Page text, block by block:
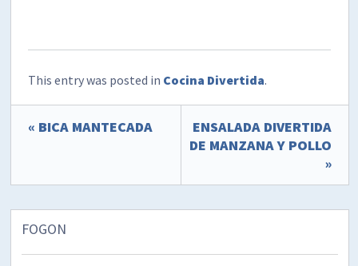
This entry was posted in Cocina Divertida.
« BICA MANTECADA
ENSALADA DIVERTIDA
DE MANZANA Y POLLO
»
FOGON